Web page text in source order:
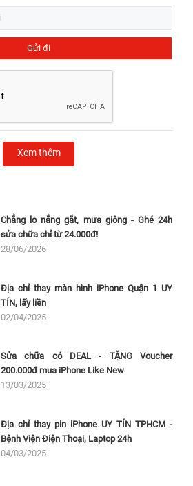
Xem thêm
Chẳng lo nắng gắt, mưa giông - Ghé 24h
sửa chữa chỉ từ 24.000đ!
28/06/2026
Địa chỉ thay màn hình iPhone Quận 1 UY
TÍN, lấy liền
02/04/2025
Sửa chữa có DEAL - TẶNG Voucher
200.000đ mua iPhone Like New
13/03/2025
Địa chỉ thay pin iPhone UY TÍN TPHCM -
Bệnh Viện Điện Thoại, Laptop 24h
04/03/2025